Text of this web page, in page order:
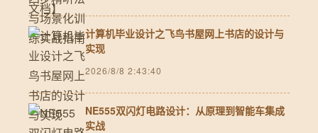
计算机毕业设计之飞鸟书屋网上书店的设计与
实现
2026/8/8 2:43:40
NE555双闪灯电路设计：从原理到智能车集成
实战